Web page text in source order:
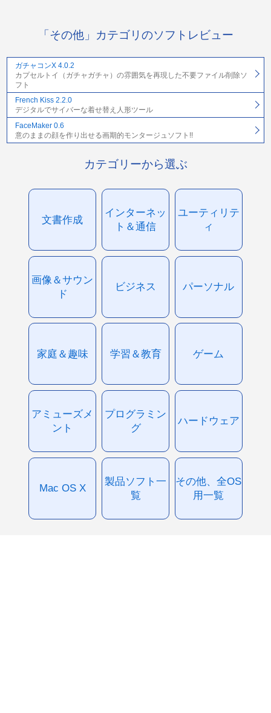
「その他」カテゴリのソフトレビュー
ガチャコンX 4.0.2
カプセルトイ（ガチャガチャ）の雰囲気を再現した不要ファイル削除ソ
フト
French Kiss 2.2.0
デジタルでサイバーな着せ替え人形ツール
FaceMaker 0.6
意のままの顔を作り出せる画期的モンタージュソフト!!
カテゴリーから選ぶ
文書作成
インターネッ
ト＆通信
ユーティリテ
ィ
画像＆サウン
ド
ビジネス パーソナル
家庭＆趣味 学習＆教育 ゲーム
アミューズメ
ント
プログラミン
グ
ハードウェア
Mac OS X
製品ソフト一
覧
その他、全OS
用一覧